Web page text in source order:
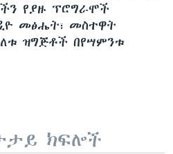
የያዙ ፕሮግራሞች
መፅሔት፣ መስተዋት
ዝግጅቶች በየሣምንቱ
ክፍሎች